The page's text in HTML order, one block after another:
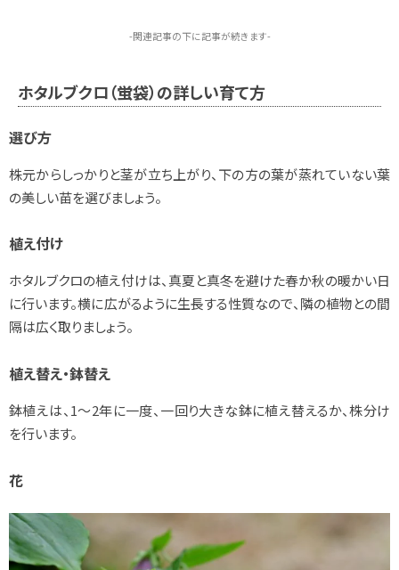
-関連記事の下に記事が続きます-
ホタルブクロ（蛍袋）の詳しい育て方
選び方
株元からしっかりと茎が立ち上がり、下の方の葉が蒸れていない葉
の美しい苗を選びましょう。
植え付け
ホタルブクロの植え付けは、真夏と真冬を避けた春か秋の暖かい日
に行います。横に広がるように生長する性質なので、隣の植物との間
隔は広く取りましょう。
植え替え・鉢替え
鉢植えは、1～2年に一度、一回り大きな鉢に植え替えるか、株分け
を行います。
花